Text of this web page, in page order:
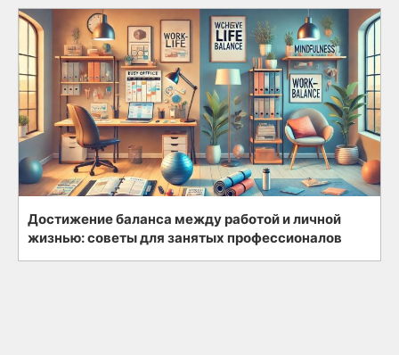
Достижение баланса между работой и личной
жизнью: советы для занятых профессионалов